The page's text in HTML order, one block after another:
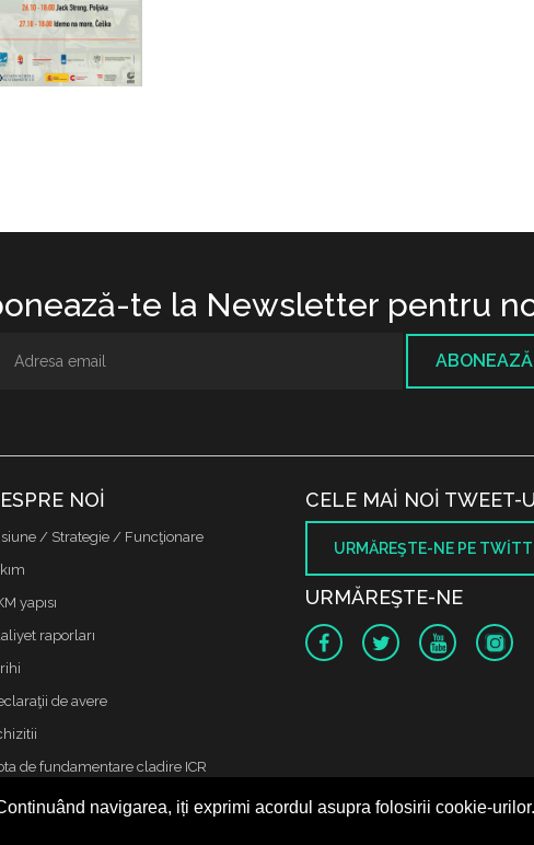
navigarea, iți exprimi acordul asupra folosirii cookie-urilor.
te la Newsletter pentru
NOI
/ Strategie / Funcţionare
yapısı
raporları
de avere
de fundamentare cladire ICR
CELE MAI NOI TWEET-
URMĂREŞTE-NE PE
URMĂREŞTE-NE